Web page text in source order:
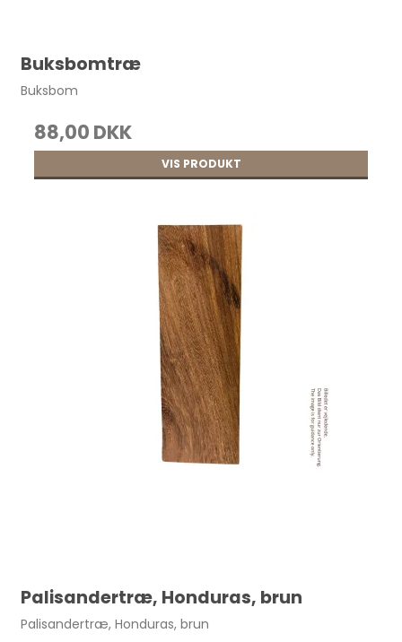
4,00 DKK
Buksbomtræ
Buksbom
88,00 DKK
VIS PRODUKT
Palisandertræ, Honduras, brun
Palisandertræ, Honduras, brun